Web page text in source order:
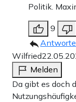
Politik.
9
Wilfried
Melden
Da gibt es doch